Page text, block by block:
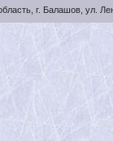
г. Балашов, ул.